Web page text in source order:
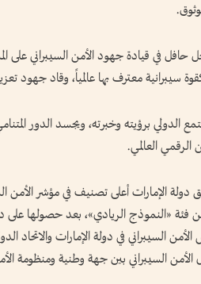
حافل في قيادة جهود الأمن السيبراني على
سيبرانية معترف بها عالمياً، وقاد جهود
الدولي برؤيته وخبرته، ويجسد الدور
الرقمي العالمي.
فئة «النموذج الريادي»، بعد حصولها
السيبراني في دولة الإمارات والاتحاد
الأمن السيبراني بين جهة وطنية ومنظومة